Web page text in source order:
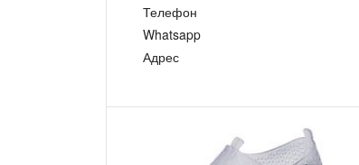
Телефон
Whatsapp
Адрес